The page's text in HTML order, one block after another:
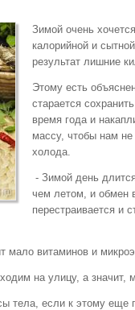
Зимой очень
калорийной и
результат лишние
Этому есть
старается
время года и
массу, чтобы нам
холода.
- Зимой день
чем летом, и обмен
перестраивается и
мало витаминов и
на улицу, а значит,
тела, если к этому еще